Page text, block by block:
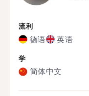
流利
德语 英语
学
简体中文